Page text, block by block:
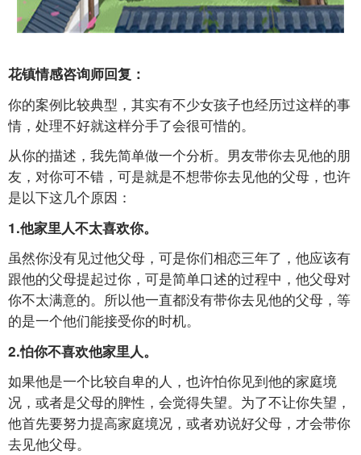
花镇情感咨询师回复：
你的案例比较典型，其实有不少女孩子也经历过这样的事
情，处理不好就这样分手了会很可惜的。
从你的描述，我先简单做一个分析。男友带你去见他的朋
友，对你可不错，可是就是不想带你去见他的父母，也许
是以下这几个原因：
1.他家里人不太喜欢你。
虽然你没有见过他父母，可是你们相恋三年了，他应该有
跟他的父母提起过你，可是简单口述的过程中，他父母对
你不太满意的。所以他一直都没有带你去见他的父母，等
的是一个他们能接受你的时机。
2.怕你不喜欢他家里人。
如果他是一个比较自卑的人，也许怕你见到他的家庭境
况，或者是父母的脾性，会觉得失望。为了不让你失望，
他首先要努力提高家庭境况，或者劝说好父母，才会带你
去见他父母。